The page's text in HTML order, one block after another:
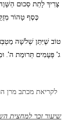
צָרִיךְ לָתֵת סְכוּם
כֶּסֶף טָהוֹר
טוֹב שֶׁיִּתֵּן שְׁלֹשָׁה
ג' פְּעָמִים תְּרוּמַת ה'.
לקריאת מכתב מרן
שיעור זכר למחצית